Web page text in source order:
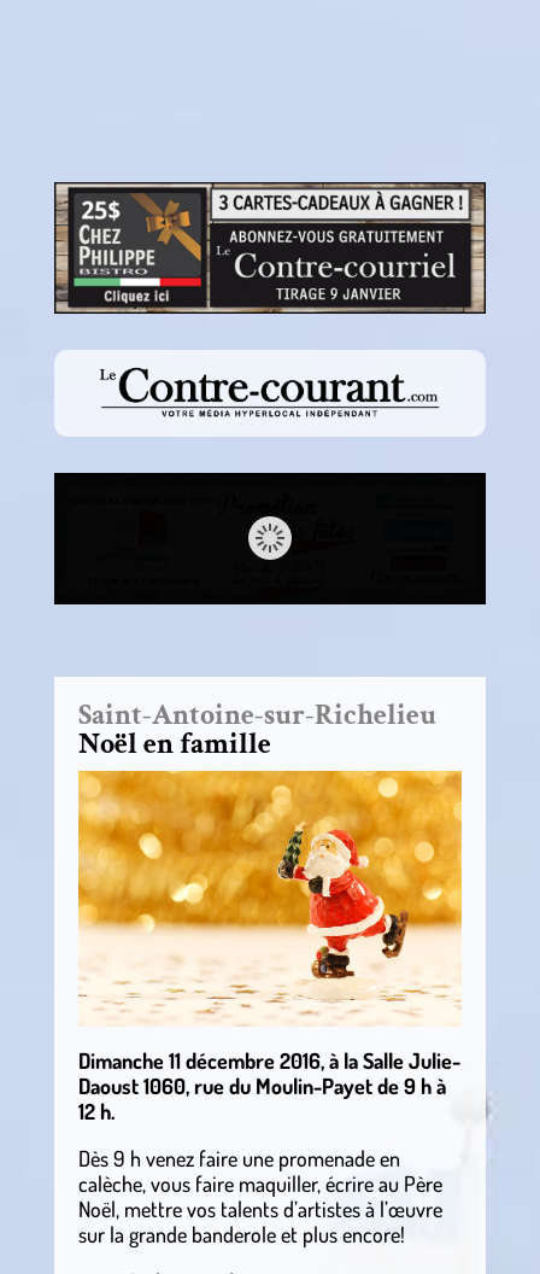
Saint-Antoine-sur-Richelieu
Noël en famille
Dimanche 11 décembre 2016, à la Salle Julie-
Daoust 1060, rue du Moulin-Payet de 9 h à
12 h.
Dès 9 h venez faire une promenade en
calèche, vous faire maquiller, écrire au Père
Noël, mettre vos talents d’artistes à l’œuvre
sur la grande banderole et plus encore!